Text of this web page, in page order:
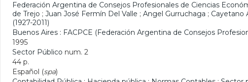
Federación Argentina de Consejos Profesionales de Ciencias
de Trejo ; Juan José Fermín Del Valle ; Angel Gurruchaga ; Cayetano
(1927-2011)
Buenos Aires : FACPCE (Federación Argentina de Consejos
1995
Sector Público num. 2
44 p.
Español (spa)